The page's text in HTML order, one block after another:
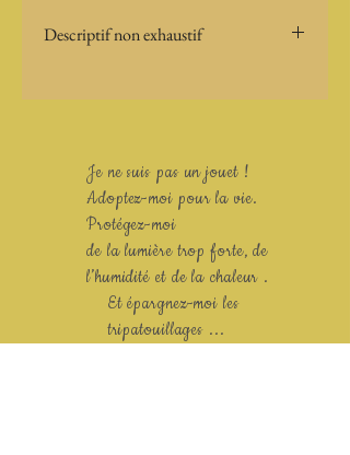
Descriptif non exhaustif
Je ne suis pas un jouet !
Adoptez-moi pour la vie.
Protégez-moi
de la lumière trop forte, de
l’humidité et de la chaleur .
Et épargnez-moi les
tripatouillages ...